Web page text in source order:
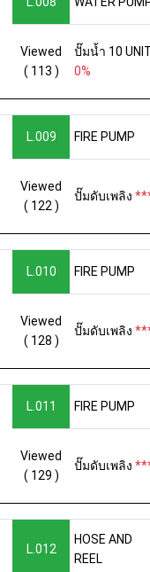
Viewed
( 113 )
ปั๊มน้ำ 10
0%
L.009 FIRE PUMP
Viewed
( 122 )
ปั๊มดับเพลิง
L.010 FIRE PUMP
Viewed
( 128 )
ปั๊มดับเพลิง
L.011 FIRE PUMP
Viewed
( 129 )
ปั๊มดับเพลิง
L.012
HOSE AND
REEL